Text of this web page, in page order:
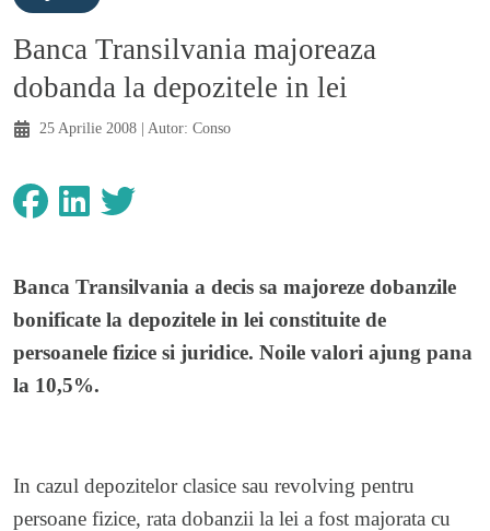
Banca Transilvania majoreaza
dobanda la depozitele in lei
25 Aprilie 2008 | Autor: Conso
Banca Transilvania a decis sa majoreze dobanzile
bonificate la depozitele in lei constituite de
persoanele fizice si juridice. Noile valori ajung pana
la 10,5%.
In cazul depozitelor clasice sau revolving pentru
persoane fizice, rata dobanzii la lei a fost majorata cu